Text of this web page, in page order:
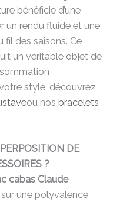
bénéficie d’une
un rendu fluide et une
fil des saisons. Ce
un véritable objet de
style, découvrez
ou nos bracelets
DE
?
cabas Claude
une polyvalence